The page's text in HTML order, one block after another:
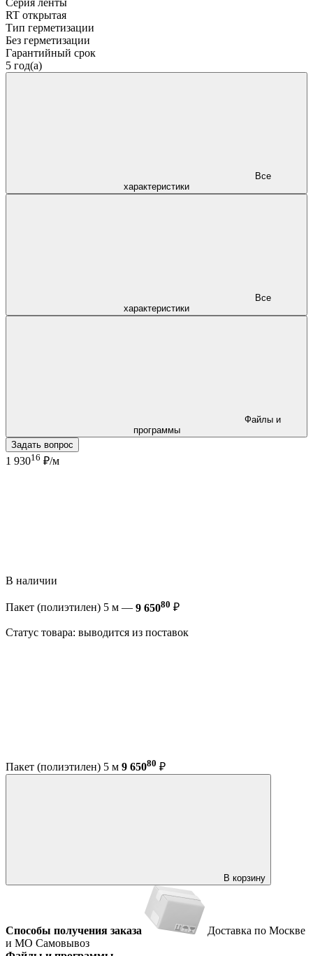
RT открытая
Тип герметизации
Без герметизации
Гарантийный срок
5 год(а)
характеристики
характеристики
программы
Задать вопрос
1 93016 ₽/м
В наличии
Пакет (полиэтилен) 5 м — 9 65080 ₽
Статус товара: выводится из поставок
Пакет (полиэтилен) 5 м 9 65080 ₽
В корзину
Способы получения заказа
Доставка по Москве
и МО Самовывоз